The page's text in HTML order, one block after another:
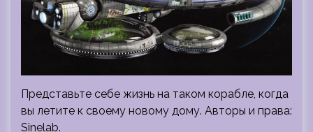
Представьте себе жизнь на таком корабле, когда
вы летите к своему новому дому. Авторы и права:
Sinelab.